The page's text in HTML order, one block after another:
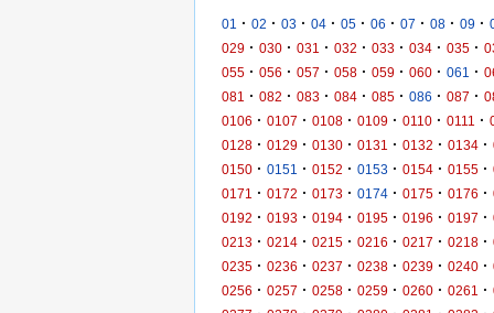
01 · 02 · 03 · 04 · 05 · 06 · 07 · 08 · 09 ·
029 · 030 · 031 · 032 · 033 · 034 · 035 ·
055 · 056 · 057 · 058 · 059 · 060 · 061 ·
081
· 082 · 083 · 084 · 085 · 086 · 087 ·
0106 · 0107 · 0108 · 0109 · 0110 · 0111 ·
0128 · 0129 · 0130 · 0131 · 0132 · 0134 ·
0150 · 0151 · 0152 · 0153 · 0154 · 0155 ·
0171
· 0172 · 0173 · 0174 · 0175 · 0176 ·
0192 · 0193 · 0194 · 0195 · 0196 · 0197 ·
0213 · 0214 · 0215 · 0216 · 0217 · 0218 ·
0235 · 0236 · 0237 · 0238 · 0239 · 0240 ·
0256 · 0257 · 0258 · 0259 · 0260 · 0261 ·